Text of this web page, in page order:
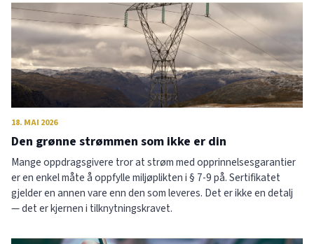
18. MAI 2026
Den grønne strømmen som ikke er din
Mange oppdragsgivere tror at strøm med opprinnelsesgarantier
er en enkel måte å oppfylle miljøplikten i § 7-9 på. Sertifikatet
gjelder en annen vare enn den som leveres. Det er ikke en detalj
— det er kjernen i tilknytningskravet.